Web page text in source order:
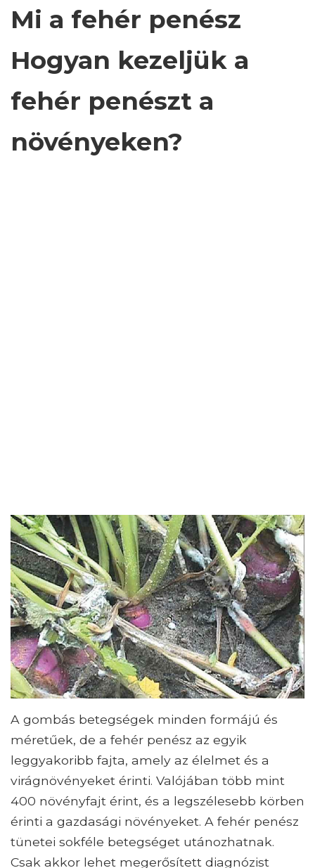
Mi a fehér penész
Hogyan kezeljük a
fehér penészt a
növényeken?
A gombás betegségek minden formájú és
méretűek, de a fehér penész az egyik
leggyakoribb fajta, amely az élelmet és a
virágnövényeket érinti. Valójában több mint
400 növényfajt érint, és a legszélesebb körben
érinti a gazdasági növényeket. A fehér penész
tünetei sokféle betegséget utánozhatnak.
Csak akkor lehet megerősített diagnózist